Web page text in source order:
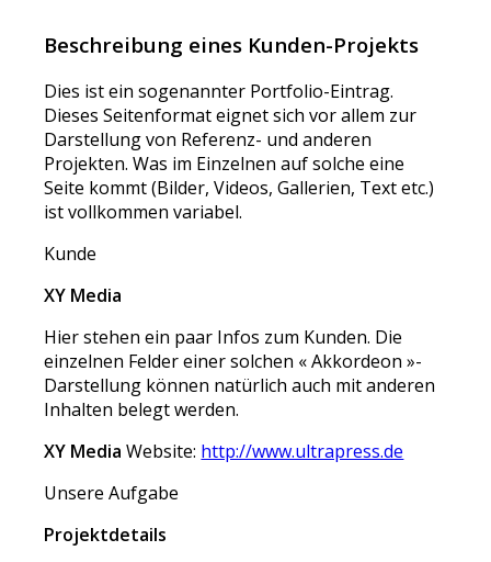
Beschreibung eines Kunden-Projekts
Dies ist ein sogenannter Portfolio-Eintrag.
Dieses Seitenformat eignet sich vor allem zur
Darstellung von Referenz- und anderen
Projekten. Was im Einzelnen auf solche eine
Seite kommt (Bilder, Videos, Gallerien, Text etc.)
ist vollkommen variabel.
Kunde
XY Media
Hier stehen ein paar Infos zum Kunden. Die
einzelnen Felder einer solchen « Akkordeon »-
Darstellung können natürlich auch mit anderen
Inhalten belegt werden.
XY Media Website: http://www.ultrapress.de
Unsere Aufgabe
Projektdetails